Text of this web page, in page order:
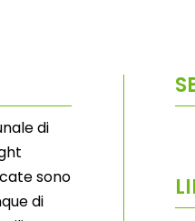
di
sono
di